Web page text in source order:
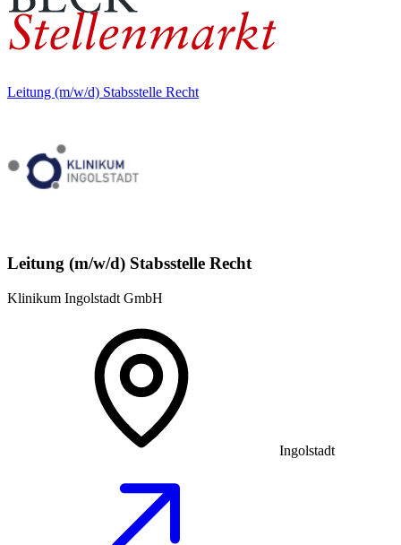
Leitung (m/w/d) Stabsstelle Recht
Leitung (m/w/d) Stabsstelle Recht
Klinikum Ingolstadt GmbH
Ingolstadt